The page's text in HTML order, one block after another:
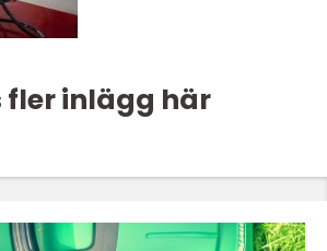
fler inlägg här